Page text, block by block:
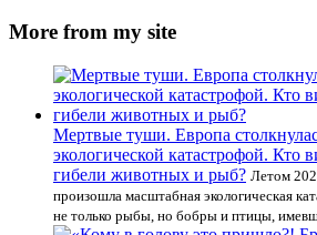
More from my site
Мертвые туши. Европа
экологической катастрофой. Кто
гибели животных и рыб? Летом
произошла масштабная экологическая
не только рыбы, но бобры и птицы,